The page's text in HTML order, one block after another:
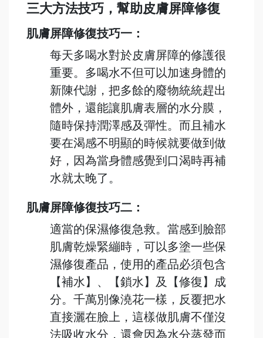
三大方法技巧，幫助皮膚屏障修復
肌膚屏障修復技巧一：
每天多喝水對於皮膚屏障的修護很
重要。多喝水不但可以加速身體的
新陳代謝，把多餘的廢物統統趕出
體外，還能讓肌膚表層的水分膜，
隨時保持潤澤感及彈性。而且補水
要在渴感不明顯的時候就要做到做
好，因為當身體感覺到口渴時再補
水就太晚了。
肌膚屏障修復技巧二：
適當的保濕修復急救。當感到臉部
肌膚乾燥緊繃時，可以多塗一些保
濕修復產品，使用的產品必須包含
【補水】、【鎖水】及【修復】成
分。千萬別像澆花一樣，反覆把水
直接灑在臉上，這樣做肌膚不僅沒
法吸收水分，還會因為水分蒸發而